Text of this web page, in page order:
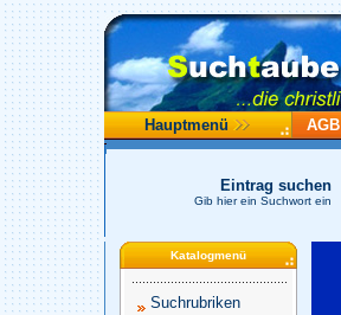
Hauptmenü AGB
Eintrag suchen
Gib hier ein Suchwort ein
Katalogmenü
Suchrubriken